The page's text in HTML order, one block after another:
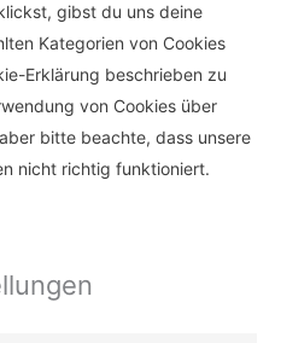
gibst du uns deine
Kategorien von Cookies
Erklärung beschrieben zu
von Cookies über
bitte beachte, dass unsere
nicht richtig funktioniert.